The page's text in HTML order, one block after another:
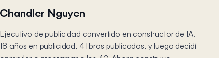
Chandler Nguyen
Ejecutivo de publicidad convertido en constructor de IA.
18 años en publicidad, 4 libros publicados, y luego decidí